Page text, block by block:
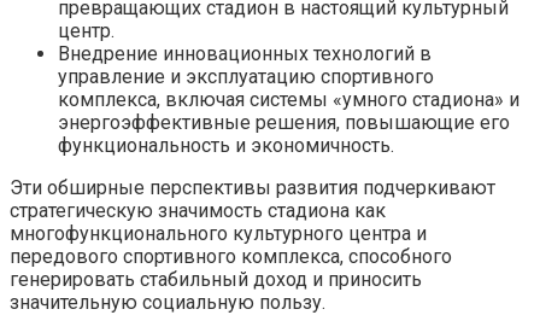
превращающих стадион в настоящий культурный
центр.
Внедрение инновационных технологий в
управление и эксплуатацию спортивного
комплекса, включая системы «умного стадиона» и
энергоэффективные решения, повышающие его
функциональность и экономичность.
Эти обширные перспективы развития подчеркивают
стратегическую значимость стадиона как
многофункционального культурного центра и
передового спортивного комплекса, способного
генерировать стабильный доход и приносить
значительную социальную пользу.